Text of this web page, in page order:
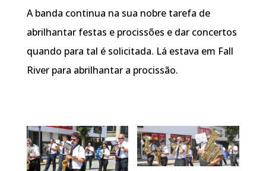
A banda continua na sua nobre tarefa de
abrilhantar festas e procissões e dar concertos
quando para tal é solicitada. Lá estava em Fall
River para abrilhantar a procissão.